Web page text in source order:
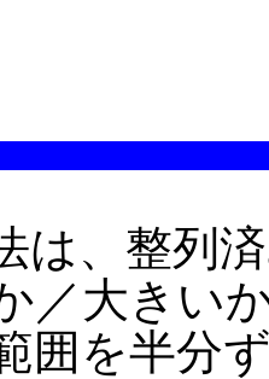
は、整列
／大きい
囲を半分